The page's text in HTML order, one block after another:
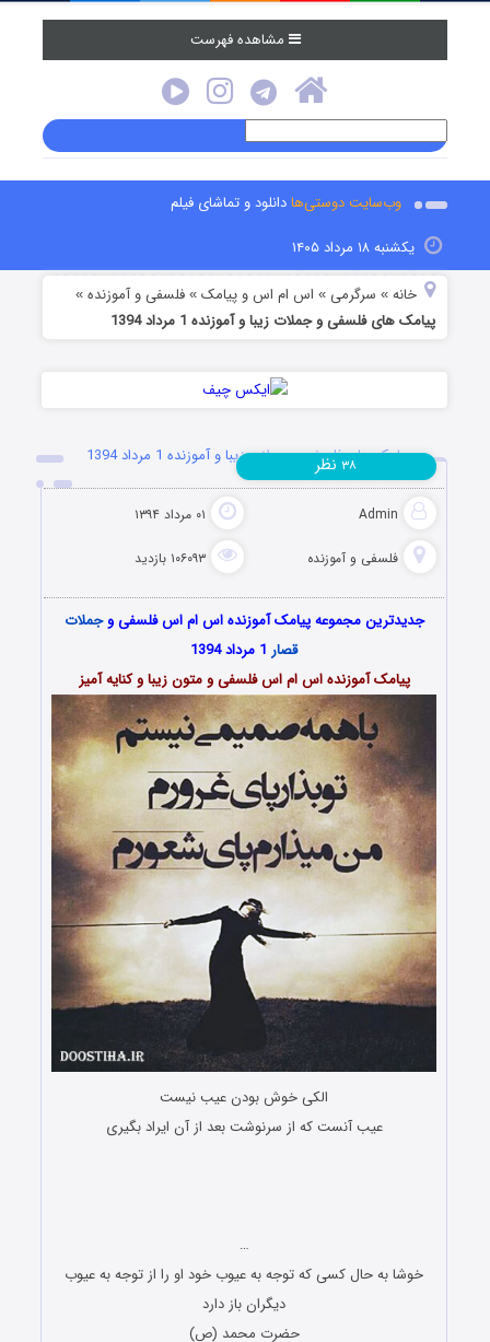
مشاهده فهرست
وب‌سایت دوستی‌هادانلود و تماشای فیلم
یکشنبه ۱۸ مرداد ۱۴۰۵
خانه » سرگرمی » اس ام اس و پیامک »فلسفی و آموزنده »
پیامک های فلسفی و جملات زیبا و آموزنده 1 مرداد 1394
پیامک های فلسفی و جملات زیبا و آموزنده 1 مرداد 1394
Admin ۰۱ مرداد ۱۳۹۴
فلسفی و آموزنده ۱۰۶۰۹۳ بازدید
۳۸ نظر
جدیدترین مجموعه پیامک آموزنده اس ام اس فلسفی وجملات
قصار
پیامک آموزنده اس ام اس فلسفی و متون زیبا و کنایه آمیز
الکی خوش بودن عیب نیست
عیب آنست که از سرنوشت بعد از آن ایراد بگیری
…
خوشا به حال کسی که توجه به عیوب خود او را از توجه به عیوب
دیگران باز دارد
حضرت محمد (ص)